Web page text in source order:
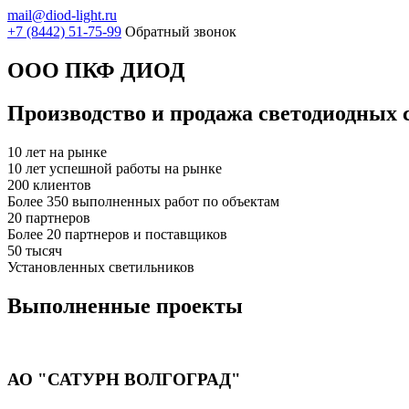
mail@diod-light.ru
+7 (8442) 51-75-99 Обратный звонок
ООО ПКФ ДИОД
Производство и продажа светодиодных
10 лет на рынке
10 лет успешной работы на рынке
200 клиентов
Более 350 выполненных работ по объектам
20 партнеров
Более 20 партнеров и поставщиков
50 тысяч
Установленных светильников
Выполненные проекты
АО "САТУРН ВОЛГОГРАД"